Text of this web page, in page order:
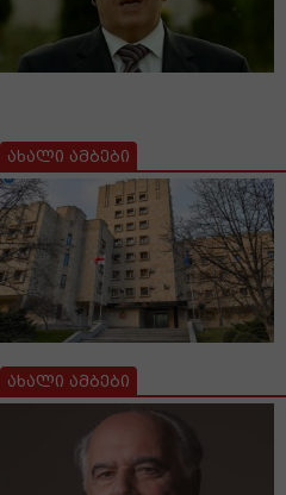
ახალი ამბები
ახალი ამბები